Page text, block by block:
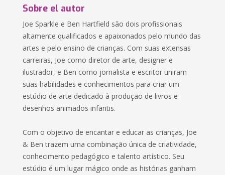
Sobre el autor
Joe Sparkle e Ben Hartfield são dois profissionais
altamente qualificados e apaixonados pelo mundo das
artes e pelo ensino de crianças. Com suas extensas
carreiras, Joe como diretor de arte, designer e
ilustrador, e Ben como jornalista e escritor uniram
suas habilidades e conhecimentos para criar um
estúdio de arte dedicado à produção de livros e
desenhos animados infantis.
Com o objetivo de encantar e educar as crianças, Joe
& Ben trazem uma combinação única de criatividade,
conhecimento pedagógico e talento artístico. Seu
estúdio é um lugar mágico onde as histórias ganham